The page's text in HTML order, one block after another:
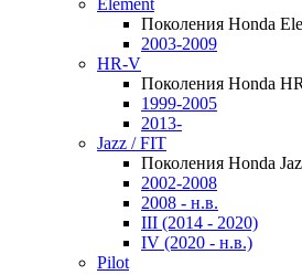
Element
Поколения Honda
2003-2009
HR-V
Поколения Honda
1999-2005
2013-
Jazz / FIT
Поколения Honda
2002-2008
2008 - н.в.
III (2014 - 2020)
IV (2020 - н.в.)
Pilot